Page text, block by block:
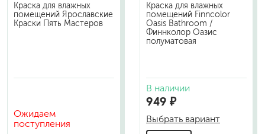
Краска для влажных
помещений Ярославские
Краски Пять Мастеров
Ожидаем
поступления
Краска для влажных
помещений Finncolor
Oasis Bathroom /
Финнколор Оазис
полуматовая
В наличии
949 ₽
Выбрать вариант